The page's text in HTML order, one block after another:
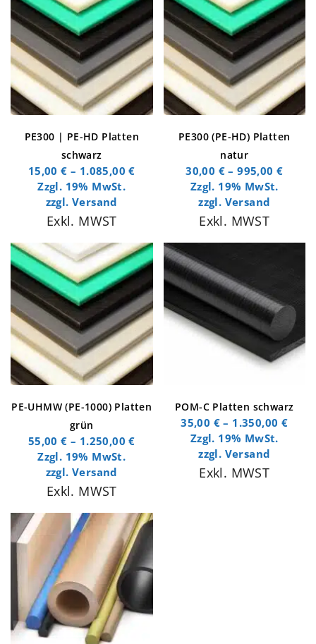
PE300 | PE-HD Platten
schwarz
15,00€ – 1.085,00€
Zzgl. 19% MwSt.
zzgl.Versand
Exkl. MWST
PE300 (PE-HD) Platten
natur
30,00 € –995,00 €
Zzgl. 19% MwSt.
zzgl. Versand
Exkl. MWST
PE-UHMW (PE-1000) Platten
grün
55,00€ – 1.250,00€
Zzgl. 19% MwSt.
zzgl.Versand
Exkl. MWST
POM-C Platten schwarz
35,00 € – 1.350,00 €
Zzgl. 19% MwSt.
zzgl. Versand
Exkl. MWST